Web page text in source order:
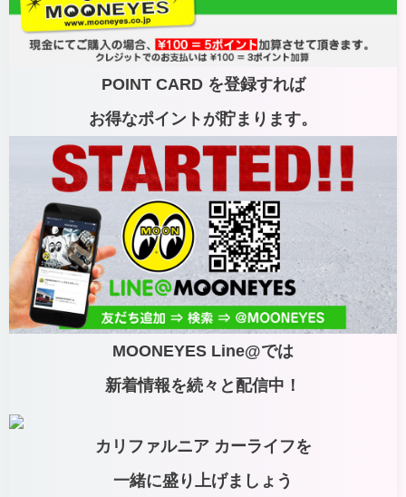
POINT CARD を登録すれば
お得なポイントが貯まります。
MOONEYES Line@では
新着情報を続々と配信中！
カリファルニア カーライフを
一緒に盛り上げましょう